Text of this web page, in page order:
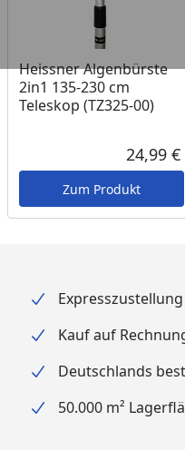
Heissner Algenbürste
2in1 135-230 cm
Teleskop (TZ325-00)
24,99 €
Zum Produkt
Kauf auf
Deutschlands
50.000 m²